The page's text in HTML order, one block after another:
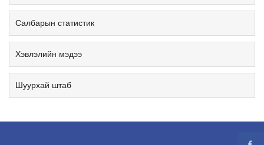
Салбарын статистик
Хэвлэлийн мэдээ
Шуурхай штаб